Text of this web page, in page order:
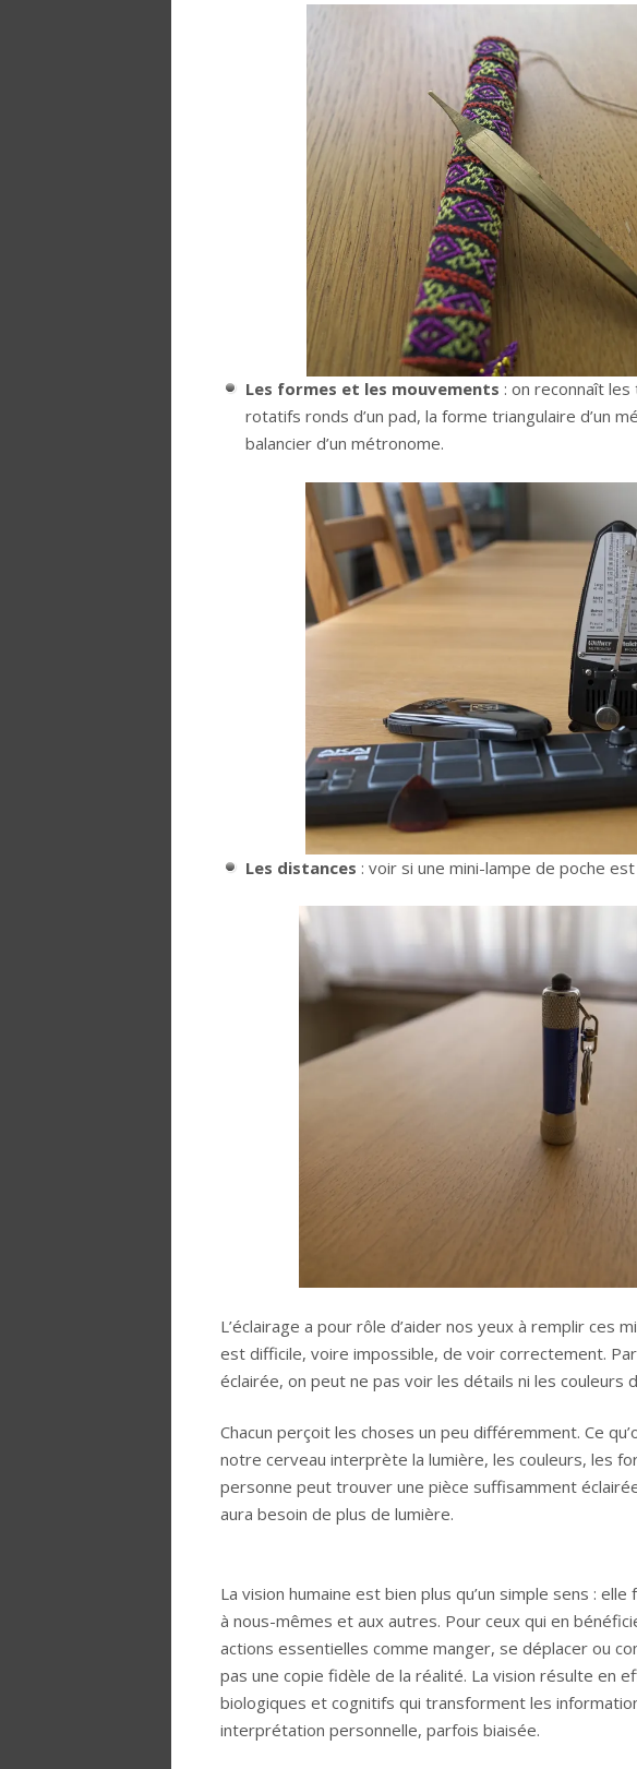
Les formes et les mouvements : on reconnaît
rotatifs ronds d’un pad, la forme triangulaire d’un
balancier d’un métronome.
Les distances : voir si une mini-lampe de poche
L’éclairage a pour rôle d’aider nos yeux à remplir ces
est difficile, voire impossible, de voir correctement.
éclairée, on peut ne pas voir les détails ni les couleurs
Chacun perçoit les choses un peu différemment. Ce
notre cerveau interprète la lumière, les couleurs, les
personne peut trouver une pièce suffisamment
aura besoin de plus de lumière.
La vision humaine est bien plus qu’un simple sens :
à nous-mêmes et aux autres. Pour ceux qui en
actions essentielles comme manger, se déplacer ou
pas une copie fidèle de la réalité. La vision résulte en
biologiques et cognitifs qui transforment les
interprétation personnelle, parfois biaisée.